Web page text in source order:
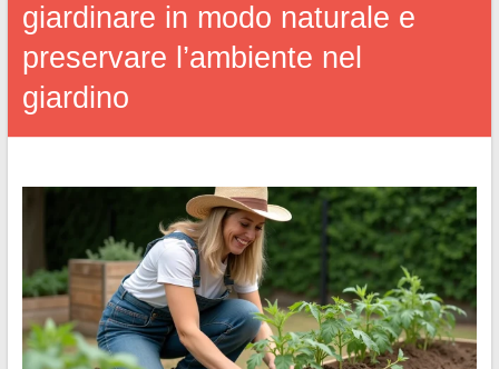
giardinare in modo naturale e
preservare l’ambiente nel
giardino